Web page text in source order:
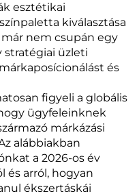
esztétikai
kiválasztása
nem csupán egy
stratégiai üzleti
és
figyeli a globális
ügyfeleinknek
márkázási
alábbiakban
a 2026-os év
és arról, hogyan
ékszertáskái